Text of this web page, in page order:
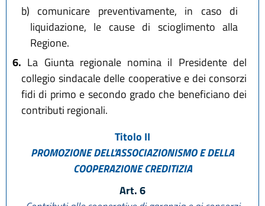
b) comunicare preventivamente, in caso di
liquidazione, le cause di scioglimento alla
Regione.
6. La Giunta regionale nomina il Presidente del
collegio sindacale delle cooperative e dei consorzi
fidi di primo e secondo grado che beneficiano dei
contributi regionali.
Titolo II
PROMOZIONE DELL'ASSOCIAZIONISMO E DELLA
COOPERAZIONE CREDITIZIA
Art. 6